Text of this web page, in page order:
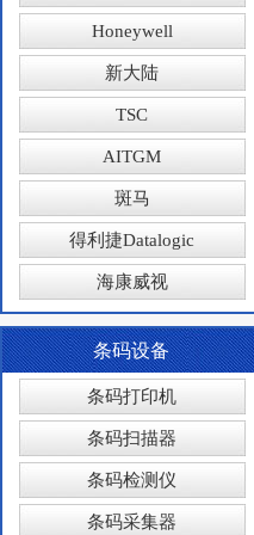
Honeywell
新大陆
TSC
AITGM
斑马
得利捷Datalogic
海康威视
条码设备
条码打印机
条码扫描器
条码检测仪
条码采集器